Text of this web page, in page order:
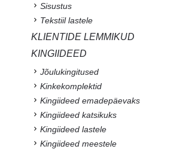
Sisustus
Tekstiil lastele
KLIENTIDE LEMMIKUD
KINGIIDEED
Jõulukingitused
Kinkekomplektid
Kingiideed emadepäevaks
Kingiideed katsikuks
Kingiideed lastele
Kingiideed meestele